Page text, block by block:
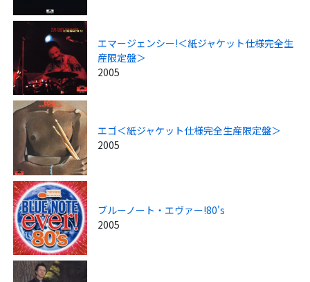
エマージェンシー!＜紙ジャケット仕様完全生
産限定盤＞
2005
エゴ＜紙ジャケット仕様完全生産限定盤＞
2005
ブルーノート・エヴァー!80's
2005